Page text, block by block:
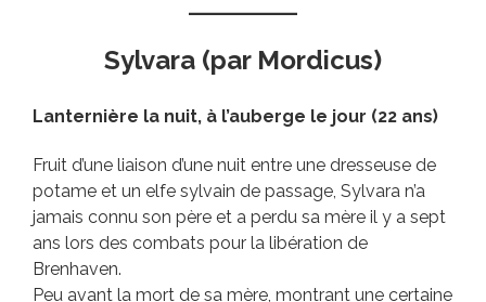
Sylvara (par Mordicus)
Lanternière la nuit, à l’auberge le jour (22 ans)
Fruit d’une liaison d’une nuit entre une dresseuse de
potame et un elfe sylvain de passage, Sylvara n’a
jamais connu son père et a perdu sa mère il y a sept
ans lors des combats pour la libération de
Brenhaven.
Peu avant la mort de sa mère, montrant une certaine